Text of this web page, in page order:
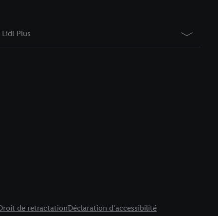
Lidl Plus
de retractationDéclaration d’accessibilité